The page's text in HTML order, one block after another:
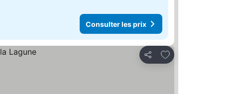
Consulter les prix
Partager
Ajouter à mes favoris